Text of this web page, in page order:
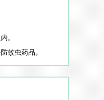
。
蚊虫药品。